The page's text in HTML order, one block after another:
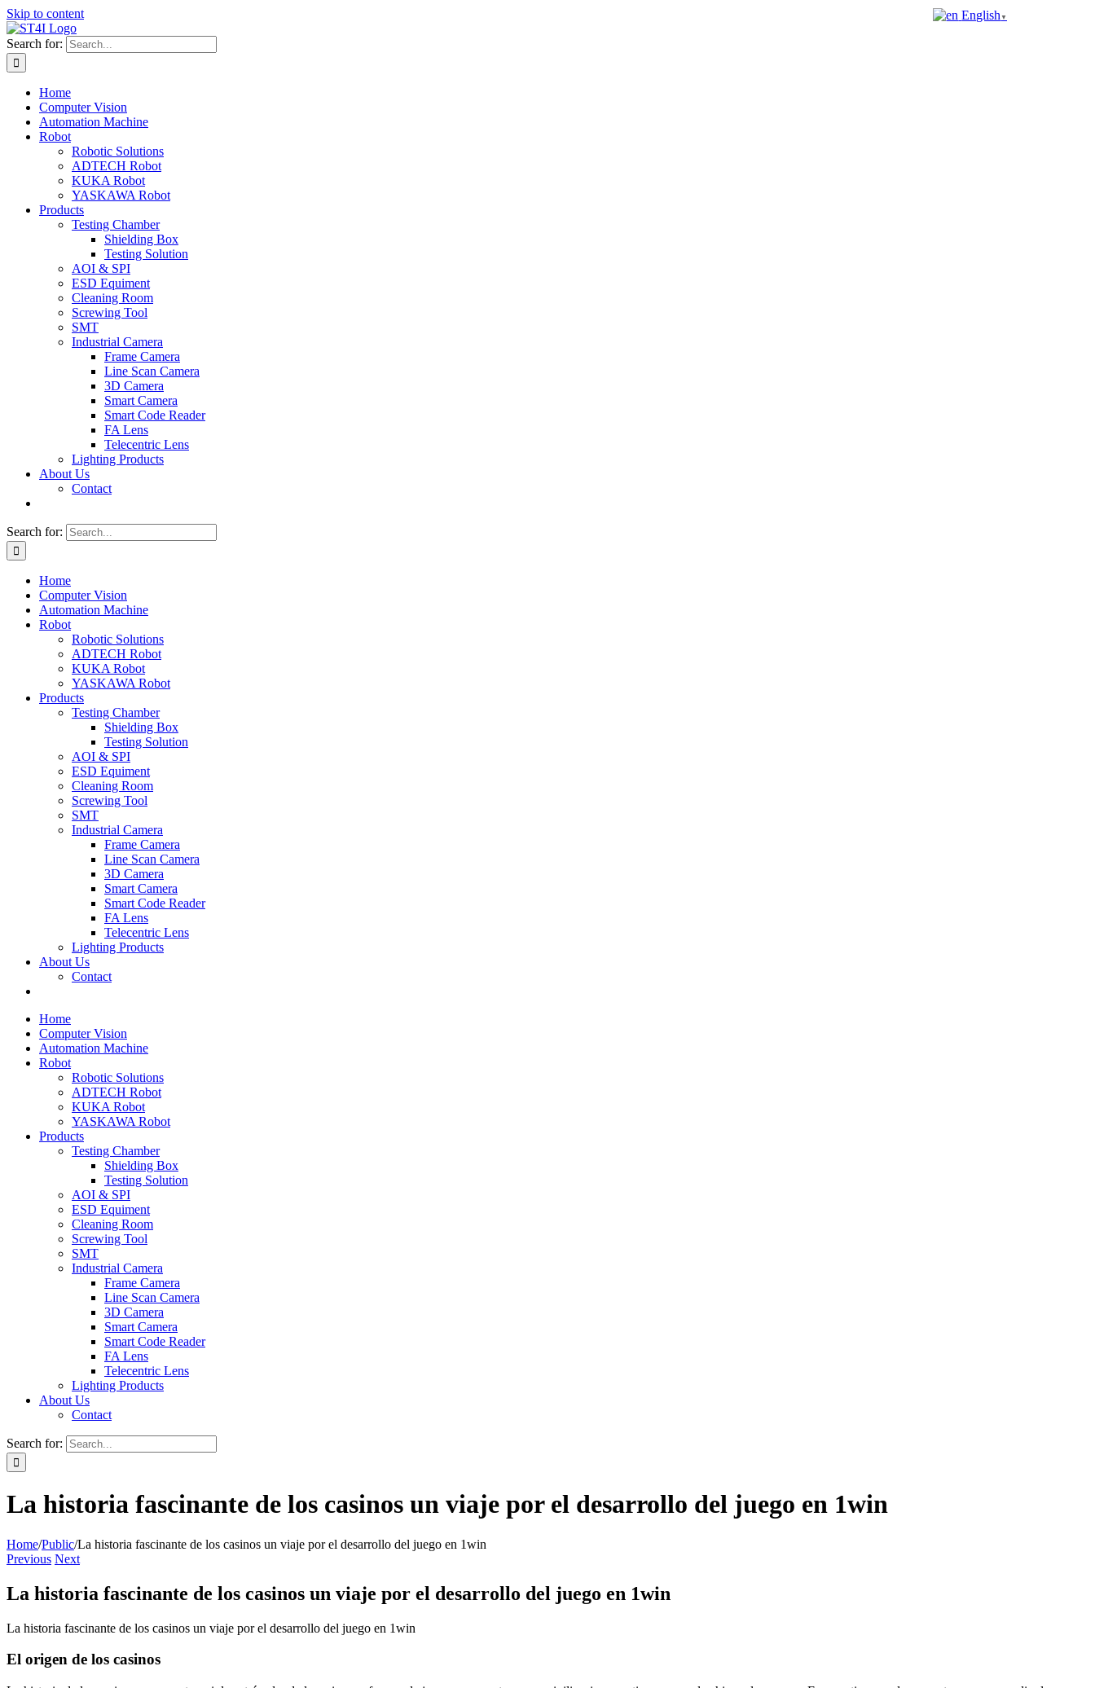
Skip to content
Search for:
Home
Computer Vision
Automation Machine
Robot
Robotic Solutions
ADTECH Robot
KUKA Robot
YASKAWA Robot
Products
Testing Chamber
Shielding Box
Testing Solution
AOI & SPI
ESD Equiment
Cleaning Room
Screwing Tool
SMT
Industrial Camera
Frame Camera
Line Scan Camera
3D Camera
Smart Camera
Smart Code Reader
FA Lens
Telecentric Lens
Lighting Products
About Us
Contact
Search for:
Home
Computer Vision
Automation Machine
Robot
Robotic Solutions
ADTECH Robot
KUKA Robot
YASKAWA Robot
Products
Testing Chamber
Shielding Box
Testing Solution
AOI & SPI
ESD Equiment
Cleaning Room
Screwing Tool
SMT
Industrial Camera
Frame Camera
Line Scan Camera
3D Camera
Smart Camera
Smart Code Reader
FA Lens
Telecentric Lens
Lighting Products
About Us
Contact
Home
Computer Vision
Automation Machine
Robot
Robotic Solutions
ADTECH Robot
KUKA Robot
YASKAWA Robot
Products
Testing Chamber
Shielding Box
Testing Solution
AOI & SPI
ESD Equiment
Cleaning Room
Screwing Tool
SMT
Industrial Camera
Frame Camera
Line Scan Camera
3D Camera
Smart Camera
Smart Code Reader
FA Lens
Telecentric Lens
Lighting Products
About Us
Contact
Search for:
La historia fascinante de los casinos un viaje por el desarrollo del juego en 1win
Home/Public/La historia fascinante de los casinos un viaje por el desarrollo del juego en 1win
Previous Next
La historia fascinante de los casinos un viaje por el desarrollo del juego en 1win
La historia fascinante de los casinos un viaje por el desarrollo del juego en 1win
El origen de los casinos
English ▼